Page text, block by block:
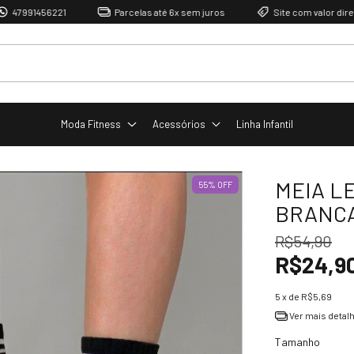
Parcelas até 6x sem juros Site com valor direto de
Moda Fitness Acessórios Linha Infantil
55% OFF
MEIA
R$54,90
5 x de R$5,69
Ver mais
Tamanho